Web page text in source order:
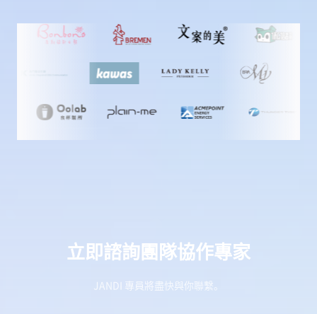
立即諮詢團隊協作專家
JANDI 專員將盡快與你聯繫。